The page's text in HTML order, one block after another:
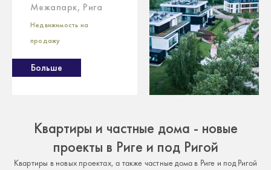
Межапарк, Рига
Hедвижимость на
продажу
Больше
Квартиры и частные дома - новые
проекты в Риге и под Ригой
Квартиры в новых проектах, а также частные дома в Риге и под Ригой